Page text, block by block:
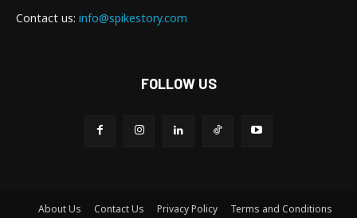
Contact us: info@spikestory.com
FOLLOW US
About Us Contact Us Privacy Policy Terms and Conditions